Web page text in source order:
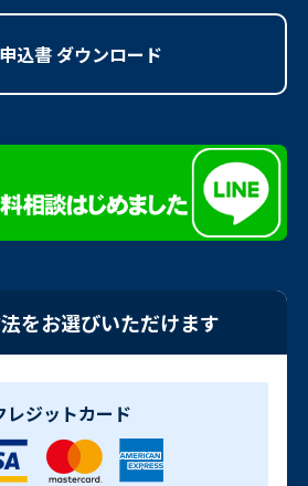
込書 ダウンロード
をお選びいただけます
レジットカード